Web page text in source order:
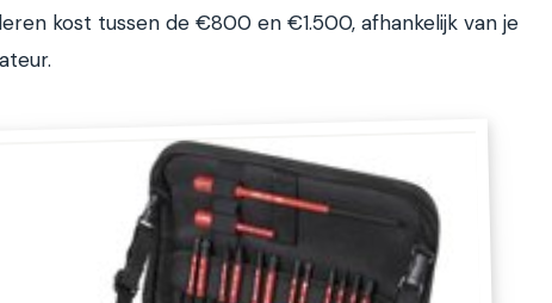
kost tussen de €800 en €1.500, afhankelijk van je